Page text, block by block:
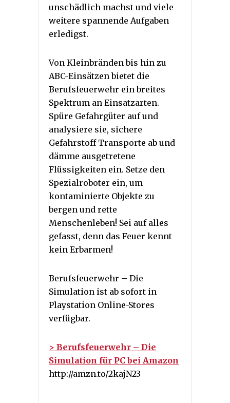
unschädlich machst und viele
weitere spannende Aufgaben
erledigst.
Von Kleinbränden bis hin zu
ABC-Einsätzen bietet die
Berufsfeuerwehr ein breites
Spektrum an Einsatzarten.
Spüre Gefahrgüter auf und
analysiere sie, sichere
Gefahrstoff-Transporte ab und
dämme ausgetretene
Flüssigkeiten ein. Setze den
Spezialroboter ein, um
kontaminierte Objekte zu
bergen und rette
Menschenleben! Sei auf alles
gefasst, denn das Feuer kennt
kein Erbarmen!
Berufsfeuerwehr – Die
Simulation ist ab sofort in
Playstation Online-Stores
verfügbar.
> Berufsfeuerwehr – Die
Simulation für PC bei Amazon
http://amzn.to/2kajN23